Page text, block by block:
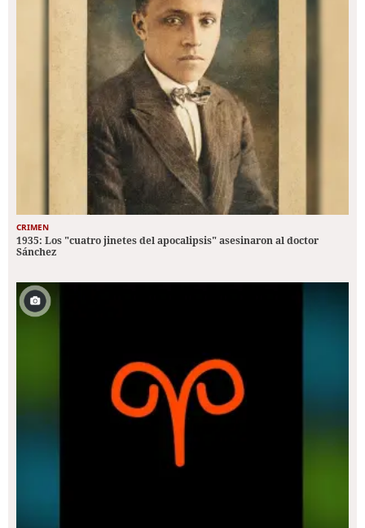
CRIMEN
1935: Los "cuatro jinetes del apocalipsis" asesinaron al doctor
Sánchez